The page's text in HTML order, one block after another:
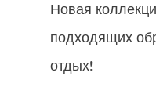
Новая
подходящих
отдых!